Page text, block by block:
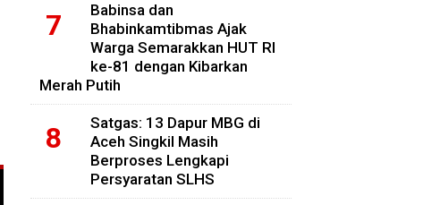
Babinsa dan
Bhabinkamtibmas Ajak
Warga Semarakkan HUT RI
ke-81 dengan Kibarkan
Merah Putih
Satgas: 13 Dapur MBG di
Aceh Singkil Masih
Berproses Lengkapi
Persyaratan SLHS